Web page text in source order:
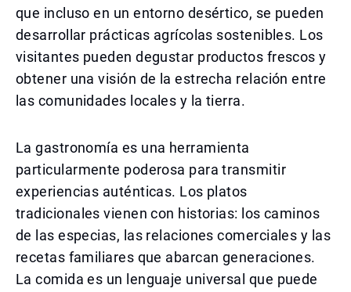
que incluso en un entorno desértico, se pueden
desarrollar prácticas agrícolas sostenibles. Los
visitantes pueden degustar productos frescos y
obtener una visión de la estrecha relación entre
las comunidades locales y la tierra.
La gastronomía es una herramienta
particularmente poderosa para transmitir
experiencias auténticas. Los platos
tradicionales vienen con historias: los caminos
de las especias, las relaciones comerciales y las
recetas familiares que abarcan generaciones.
La comida es un lenguaje universal que puede